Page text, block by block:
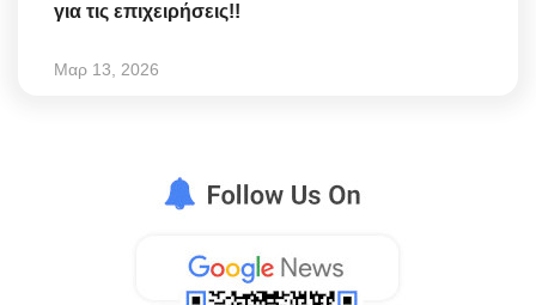
για τις επιχειρήσεις!!
Μαρ 13, 2026